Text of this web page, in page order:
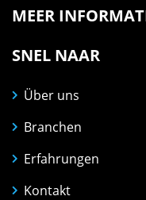
MEER
SNEL NAAR
Über uns
Branchen
Erfahrungen
Kontakt